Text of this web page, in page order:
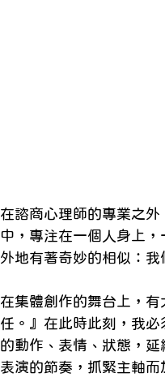
在諮商心理師的專業之
中，專注在一個人身上
外地有著奇妙的相似：我
在集體創作的舞台上，
任。』在此時此刻，我
的動作、表情、狀態，
表演的節奏，抓緊主軸